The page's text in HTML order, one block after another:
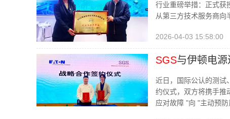
行业重磅举措：正式获
从第三方技术服务商向
2026-04-03 15:58:00
SGS与伊顿电
近日，国际公认的测试
约仪式，双方将携手推
应对故障 "向 "主动预防